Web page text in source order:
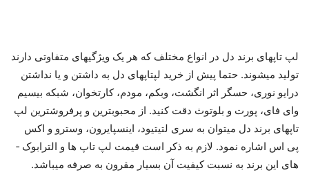
لپ تاپ­های برند دل در انواع مختلف که هر یک ویژگی­های متفاوتی دارند
تولید می­شوند. حتما پیش از خرید لپتاپ­های دل به داشتن و یا نداشتن
درایو نوری، حسگر اثر انگشت، وبکم، مودم، کارتخوان، شبکه بی­سیم
وای فای، پورت و بلوتوث دقت کنید. از محبوب­ترین و پرفروش­ترین لپ
تاپ­های برند دل می­توان به سری لتیتیود، اینسپایرون، وسترو و اکس
پی اس اشاره نمود. لازم به ذکر است قیمت لپ تاپ­ ها و الترابوک ­
های این برند به نسبت کیفیت آن بسیار مقرون به صرفه می­باشد.